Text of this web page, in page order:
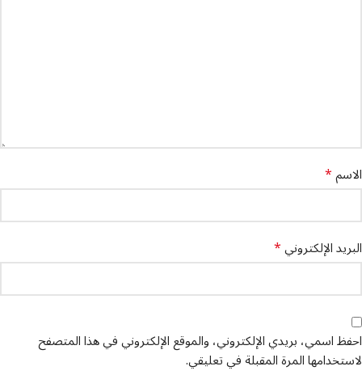
الاسم*
البريد الإلكتروني*
احفظ اسمي، بريدي الإلكتروني، والموقع الإلكتروني في هذا المتصفح
لاستخدامها المرة المقبلة في تعليقي.